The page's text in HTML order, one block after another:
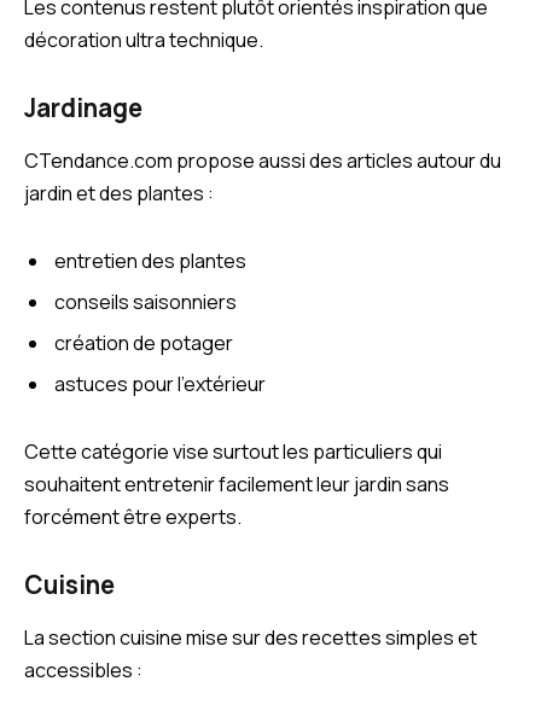
Les contenus restent plutôt orientés inspiration que
décoration ultra technique.
Jardinage
CTendance.com propose aussi des articles autour du
jardin et des plantes :
entretien des plantes
conseils saisonniers
création de potager
astuces pour l’extérieur
Cette catégorie vise surtout les particuliers qui
souhaitent entretenir facilement leur jardin sans
forcément être experts.
Cuisine
La section cuisine mise sur des recettes simples et
accessibles :